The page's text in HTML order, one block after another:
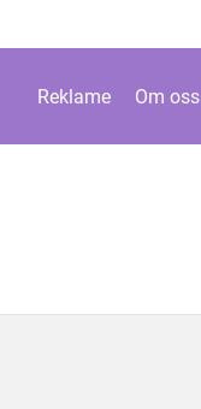
Reklame Om oss